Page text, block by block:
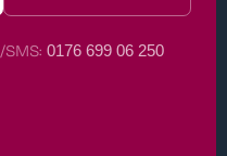
0176 699 06 250